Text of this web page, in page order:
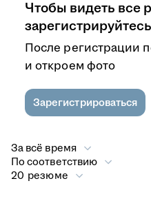
Чтобы видеть все
зарегистрируйтесь
После регистрации
и откроем фото
Зарегистрироваться
За всё время
По соответствию
20 резюме